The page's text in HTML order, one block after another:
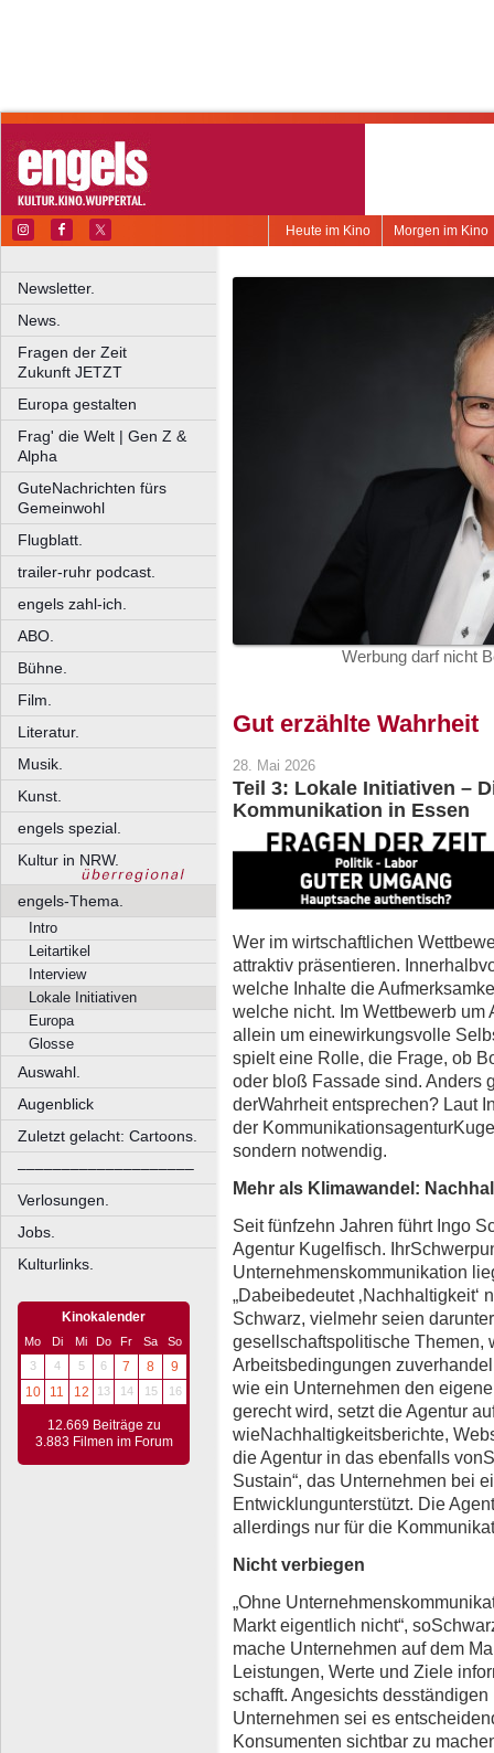
Morgen im Kino
Heute im Kino
Newsletter.
News.
Fragen der Zeit
Zukunft JETZT
Europa gestalten
Frag' die Welt | Gen Z &
Alpha
GuteNachrichten fürs
Gemeinwohl
Flugblatt.
trailer-ruhr podcast.
engels zahl-ich.
ABO.
Bühne.
Film.
Literatur.
Musik.
Kunst.
engels spezial.
Kultur in NRW.
engels-Thema.
Intro
Leitartikel
Interview
Lokale Initiativen
Europa
Glosse
Auswahl.
Augenblick
Zuletzt gelacht: Cartoons.
––––––––––––––––––––
Verlosungen.
Jobs.
Kulturlinks.
Kinokalender
Mo Di Mi Do Fr Sa
So
3
4 5 6 7 8
9
10
11 12 13 14 15 16
12.669 Beiträge zu
3.883 Filmen im Forum
Werbung darf nicht
Gut erzählte Wahrheit
28. Mai 2026
Teil 3: Lokale Initiativen –
Kommunikation in Essen
Wer im wirtschaftlichen
attraktiv präsentieren.
welche Inhalte die
welche nicht. Im Wettbewerb um
allein um einewirkungsvolle
spielt eine Rolle, die Frage, ob
oder bloß Fassade sind. Anders
derWahrheit entsprechen? Laut
der
sondern notwendig.
Mehr als Klimawandel:
Seit fünfzehn Jahren führt Ingo
Agentur Kugelfisch.
Unternehmenskommunikation
„Dabeibedeutet ‚Nachhaltigkeit‘
Schwarz, vielmehr seien
gesellschaftspolitische Themen,
Arbeitsbedingungen
wie ein Unternehmen den
gerecht wird, setzt die Agentur
wieNachhaltigkeitsberichte,
die Agentur in das ebenfalls
Sustain“, das Unternehmen bei
Entwicklungunterstützt. Die
allerdings nur für die
Nicht verbiegen
„Ohne
Markt eigentlich nicht“,
mache Unternehmen auf dem
Leistungen, Werte und Ziele
schafft. Angesichts
Unternehmen sei es
Konsumenten sichtbar zu